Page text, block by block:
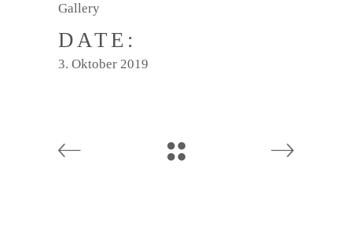
Gallery
DATE:
3. Oktober 2019